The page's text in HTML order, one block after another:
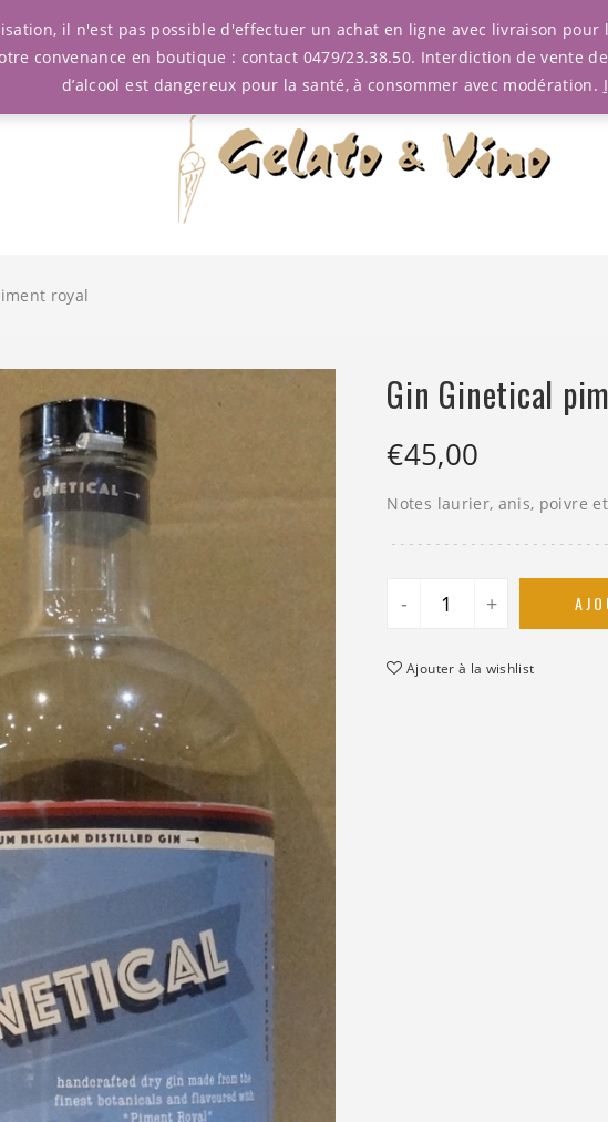
royal
Gin Ginetical
€45,00
Notes laurier, anis, poivre
- +
Ajouter à la wishlist
il n'est pas possible d'effectuer un achat en ligne avec livraison
convenance en boutique : contact 0479/23.38.50. Interdiction de vente
d’alcool est dangereux pour la santé, à consommer avec modération.